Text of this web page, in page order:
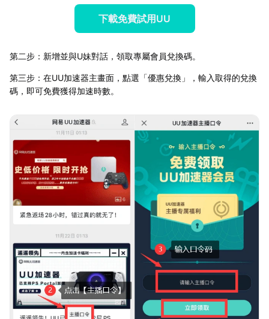
下載免費試用UU
第二步：新增並與U妹對話，領取專屬會員兌換碼。
第三步：在UU加速器主畫面，點選「優惠兌換」，輸入取得的兌換
碼，即可免費獲得加速時數。